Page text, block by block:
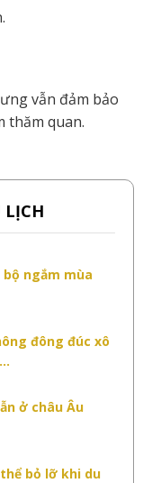
vẫn đảm bảo
thăm quan.
LỊCH
ngắm mùa
đông đúc xô
ở châu Âu
bỏ lỡ khi du